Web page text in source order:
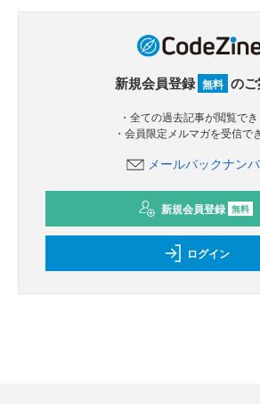
新規会員登録 無料 の
・全ての過去記事が閲覧で
・会員限定メルマガを受信で
メールバックナン
新規会員登録 無料
ログイン